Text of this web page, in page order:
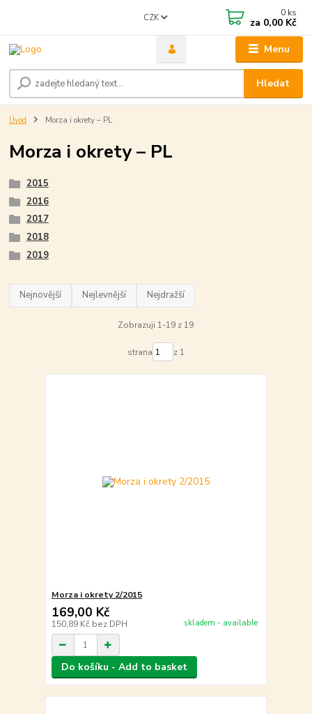
Menu
CZK
Hledat
0 ks
za 0,00 Kč
Úvod Morza i okrety – PL
Morza i okrety – PL
2015
2016
2017
2018
2019
Nejnovější Nejlevnější Nejdražší
Zobrazuji 1-19 z 19
strana z 1
Morza i okrety 2/2015
169,00 Kč
150,89 Kč bez DPH skladem - available
Do košíku - Add to basket